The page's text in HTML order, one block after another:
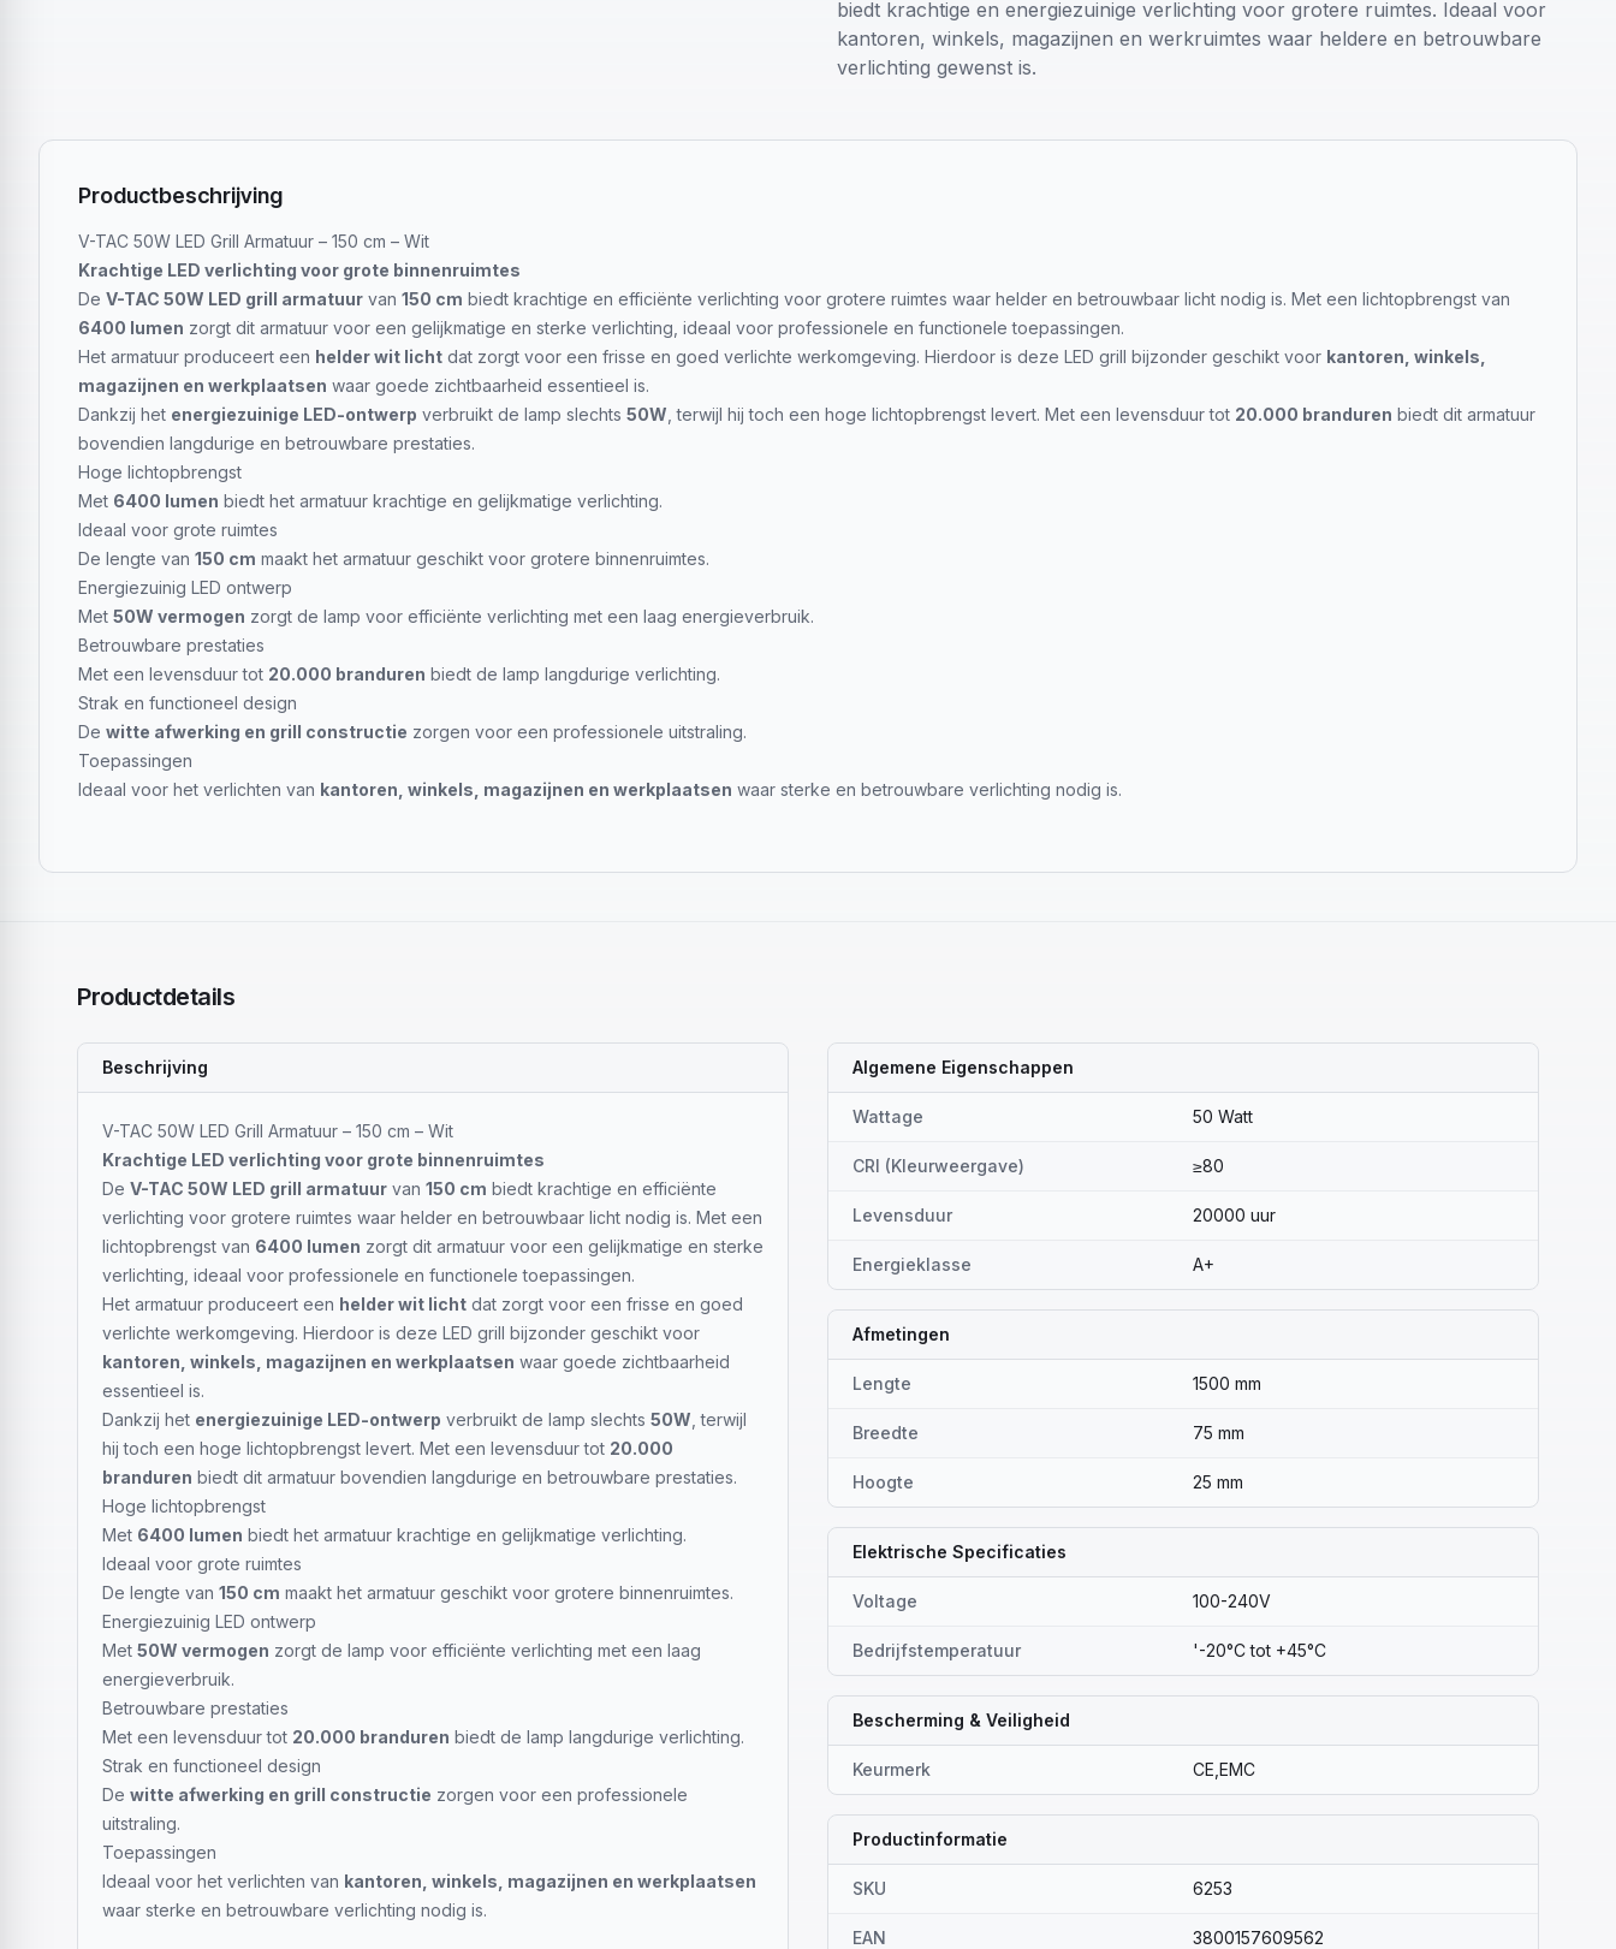
biedt krachtige en energiezuinige verlichting voor grotere ruimtes. Ideaal voor
kantoren, winkels, magazijnen en werkruimtes waar heldere en betrouwbare
verlichting gewenst is.
Productbeschrijving
V-TAC 50W LED Grill Armatuur – 150 cm – Wit
Krachtige LED verlichting voor grote binnenruimtes
De V-TAC 50W LED grill armatuur van 150 cm biedt krachtige en efficiënte verlichting voor grotere ruimtes waar helder en betrouwbaar licht nodig is. Met een lichtopbrengst van
6400 lumen zorgt dit armatuur voor een gelijkmatige en sterke verlichting, ideaal voor professionele en functionele toepassingen.
Het armatuur produceert een helder wit licht dat zorgt voor een frisse en goed verlichte werkomgeving. Hierdoor is deze LED grill bijzonder geschikt voor kantoren, winkels,
magazijnen en werkplaatsen waar goede zichtbaarheid essentieel is.
Dankzij het energiezuinige LED-ontwerp verbruikt de lamp slechts 50W , terwijl hij toch een hoge lichtopbrengst levert. Met een levensduur tot 20.000 branduren biedt dit armatuur
bovendien langdurige en betrouwbare prestaties.
Hoge lichtopbrengst
Met 6400 lumen biedt het armatuur krachtige en gelijkmatige verlichting.
Ideaal voor grote ruimtes
De lengte van 150 cm maakt het armatuur geschikt voor grotere binnenruimtes.
Energiezuinig LED ontwerp
Met 50W vermogen zorgt de lamp voor efficiënte verlichting met een laag energieverbruik.
Betrouwbare prestaties
Met een levensduur tot 20.000 branduren biedt de lamp langdurige verlichting.
Strak en functioneel design
De witte afwerking en grill constructie zorgen voor een professionele uitstraling.
Toepassingen
Ideaal voor het verlichten van kantoren, winkels, magazijnen en werkplaatsen waar sterke en betrouwbare verlichting nodig is.
Productdetails
Beschrijving
V-TAC 50W LED Grill Armatuur – 150 cm – Wit
Krachtige LED verlichting voor grote binnenruimtes
De V-TAC 50W LED grill armatuur van 150 cm biedt krachtige en efficiënte
verlichting voor grotere ruimtes waar helder en betrouwbaar licht nodig is. Met een
lichtopbrengst van 6400 lumen zorgt dit armatuur voor een gelijkmatige en sterke
verlichting, ideaal voor professionele en functionele toepassingen.
Het armatuur produceert een helder wit licht dat zorgt voor een frisse en goed
verlichte werkomgeving. Hierdoor is deze LED grill bijzonder geschikt voor
kantoren, winkels, magazijnen en werkplaatsen waar goede zichtbaarheid
essentieel is.
Dankzij het energiezuinige LED-ontwerp verbruikt de lamp slechts 50W , terwijl
hij toch een hoge lichtopbrengst levert. Met een levensduur tot 20.000
branduren biedt dit armatuur bovendien langdurige en betrouwbare prestaties.
Hoge lichtopbrengst
Met 6400 lumen biedt het armatuur krachtige en gelijkmatige verlichting.
Ideaal voor grote ruimtes
De lengte van 150 cm maakt het armatuur geschikt voor grotere binnenruimtes.
Energiezuinig LED ontwerp
Met 50W vermogen zorgt de lamp voor efficiënte verlichting met een laag
energieverbruik.
Betrouwbare prestaties
Met een levensduur tot 20.000 branduren biedt de lamp langdurige verlichting.
Strak en functioneel design
De witte afwerking en grill constructie zorgen voor een professionele
uitstraling.
Toepassingen
Ideaal voor het verlichten van kantoren, winkels, magazijnen en werkplaatsen
waar sterke en betrouwbare verlichting nodig is.
Algemene Eigenschappen
Wattage 50 Watt
CRI (Kleurweergave) ≥80
Levensduur 20000 uur
Energieklasse A+
Afmetingen
Lengte 1500 mm
Breedte 75 mm
Hoogte 25 mm
Elektrische Specificaties
Voltage 100-240V
Bedrijfstemperatuur '-20°C tot +45°C
Bescherming & Veiligheid
Keurmerk CE,EMC
Productinformatie
SKU 6253
EAN 3800157609562